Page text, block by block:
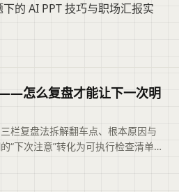
的 AI PPT 技巧与职场汇报实
怎么复盘才能让下一次明
栏复盘法拆解翻车点、根本原因与
“下次注意”转化为可执行检查清单，
流程，避免同类问题重复发生，让下
摘要依据现有标题与正文整理，概